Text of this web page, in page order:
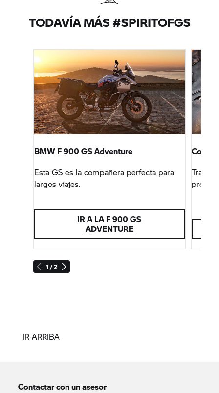
TODAVÍA MÁS #SPIRITOFGS
1 / 2
BMW F 900 GS Adventure
Esta GS es la compañera perfecta para
largos viajes.
IR A LA F 900 GS
ADVENTURE
Trajes,
IR ARRIBA
Contactar con un asesor